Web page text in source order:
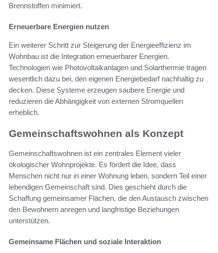
Brennstoffen minimiert.
Erneuerbare Energien nutzen
Ein weiterer Schritt zur Steigerung der Energieeffizienz im
Wohnbau ist die Integration erneuerbarer Energien.
Technologien wie Photovoltaikanlagen und Solarthermie tragen
wesentlich dazu bei, den eigenen Energiebedarf nachhaltig zu
decken. Diese Systeme erzeugen saubere Energie und
reduzieren die Abhängigkeit von externen Stromquellen
erheblich.
Gemeinschaftswohnen als Konzept
Gemeinschaftswohnen ist ein zentrales Element vieler
ökologischer Wohnprojekte. Es fördert die Idee, dass
Menschen nicht nur in einer Wohnung leben, sondern Teil einer
lebendigen Gemeinschaft sind. Dies geschieht durch die
Schaffung gemeinsamer Flächen, die den Austausch zwischen
den Bewohnern anregen und langfristige Beziehungen
unterstützen.
Gemeinsame Flächen und soziale Interaktion